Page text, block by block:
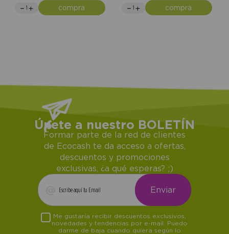
compra compra
Únete a nuestro BOLETÍN
Formar parte de la red de clientes
de Ecocash te da acceso a ofertas,
descuentos y promociones
exclusivas, ¿a qué esperas? ;)
Me gustaría recibir descuentos exclusivos,
novedades y tendencias por e-mail. Puedo
darme de baja cuando quiera según lo